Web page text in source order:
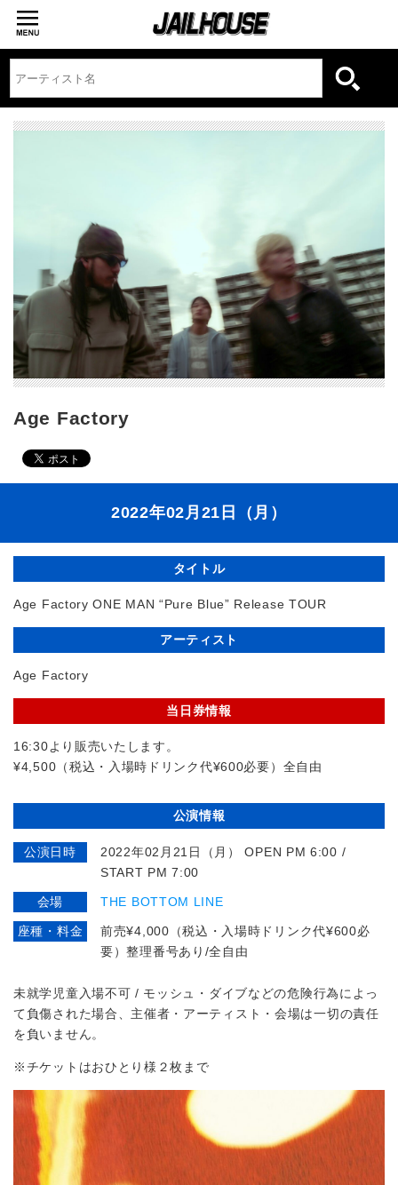
Age Factory
2022年02月21日（月）
タイトル
Age Factory ONE MAN “Pure Blue” Release TOUR
アーティスト
Age Factory
当日券情報
16:30より販売いたします。
¥4,500（税込・入場時ドリンク代¥600必要）全自由
公演情報
公演日時
2022年02月21日（月） OPEN PM 6:00 /
START PM 7:00
会場 THE BOTTOM LINE
座種・料金
前売¥4,000（税込・入場時ドリンク代¥600必
要）整理番号あり/全自由
未就学児童入場不可 / モッシュ・ダイブなどの危険行為によっ
て負傷された場合、主催者・アーティスト・会場は一切の責任
を負いません。
※チケットはおひとり様２枚まで